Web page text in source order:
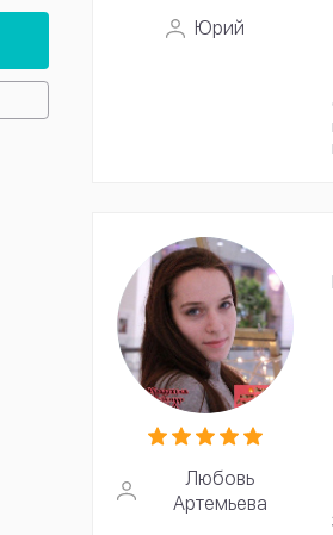
Юрий
Любовь
Артемьева